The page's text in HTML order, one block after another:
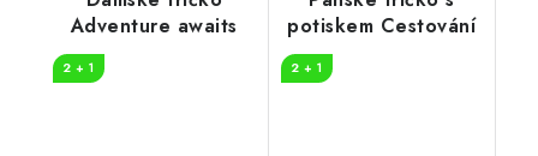
Adventure awaits
2 + 1
potiskem Cestování
2 + 1